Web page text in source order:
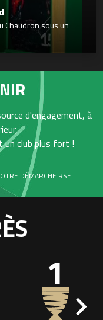
Chaudron sous un
d'engagement, à
un club plus fort !
DÉMARCHE RSE
1